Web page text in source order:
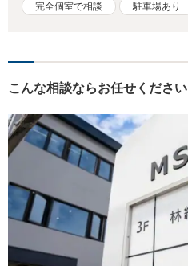
完全個室で相談 駐車場あり
こんな相談ならお任せください